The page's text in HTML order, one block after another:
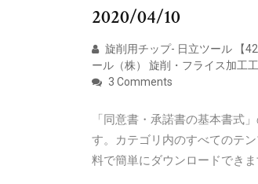
2020/04/10
旋削用チップ- 日立ツール 【
ール（株） 旋削・フライス加工
3 Comments
「同意書・承諾書の基本書式
す。カテゴリ内のすべてのテ
料で簡単にダウンロードできま